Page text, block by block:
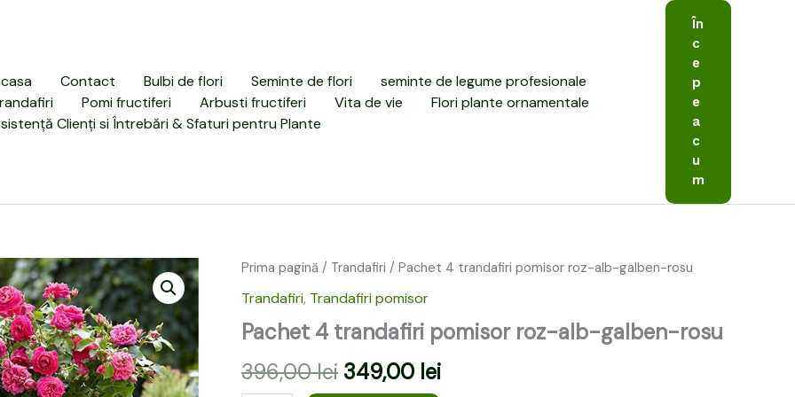
Contact Bulbi de flori Seminte de flori
seminte de legume profesionale
Pomi fructiferi Arbusti fructiferi Vita de vie
Flori plante ornamentale
Clienți si Întrebări & Sfaturi pentru Plante
În
c
e
p
e
a
c
u
m
Prima pagină / Trandafiri / Pachet 4 trandafiri pomisor roz-alb-galben-rosu
Trandafiri, Trandafiri pomisor
Pachet 4 trandafiri pomisor roz-alb-galben-rosu
396,00lei
Prețul
inițial
a
fost:
349,00 lei
Prețul
este:
349,00 lei.
Cantitate
4
trandafiri
pomisor
alb-
galben-